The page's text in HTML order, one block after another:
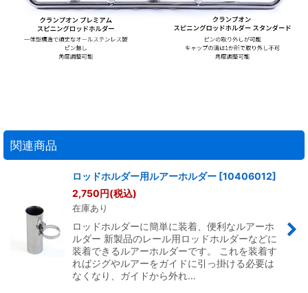
関連商品
ロッドホルダー用ルアーホルダー [10406012]
2,750円(税込)
在庫あり
ロッドホルダーに簡単に装着、便利なルアーホ
ルダー 新製品のレール用ロッドホルダーなどに
装着できるルアーホルダーです。 これを装着す
ればジグやルアーをガイドに引っ掛ける必要は
なくなり、ガイドから外れ…